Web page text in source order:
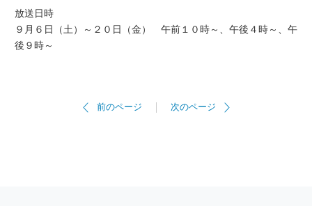
放送日時
９月６日（土）～２０日（金） 午前１０時～、午後４時～、午
後９時～
前のページ 次のページ